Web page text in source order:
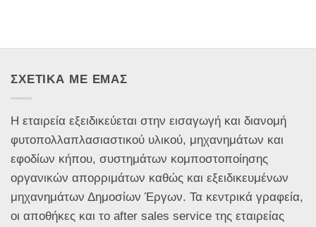
ΣΧΕΤΙΚΑ ΜΕ ΕΜΑΣ
Η εταιρεία εξειδικεύεται στην εισαγωγή και διανομή
φυτοπολλαπλασιαστικού υλικού, μηχανημάτων και
εφοδίων κήπου, συστημάτων κομποστοποίησης
οργανικών απορριμάτων καθώς και εξειδικευμένων
μηχανημάτων Δημοσίων Έργων. Τα κεντρικά γραφεία,
οι αποθήκες και το after sales service της εταιρείας